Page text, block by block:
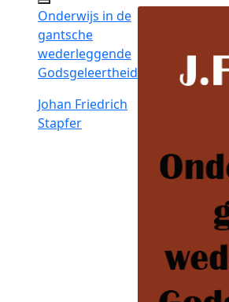
Onderwijs in de
gantsche
wederleggende
Godsgeleertheid
Johan Friedrich
Stapfer